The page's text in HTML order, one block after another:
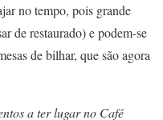
no tempo, pois grande
de restaurado) e podem-se
de bilhar, que são agora
a ter lugar no Café